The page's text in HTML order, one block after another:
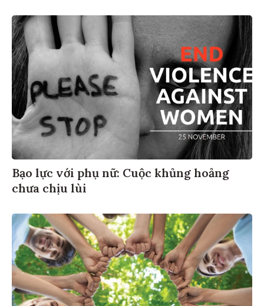
Bạo lực với phụ nữ: Cuộc khủng hoảng
chưa chịu lùi